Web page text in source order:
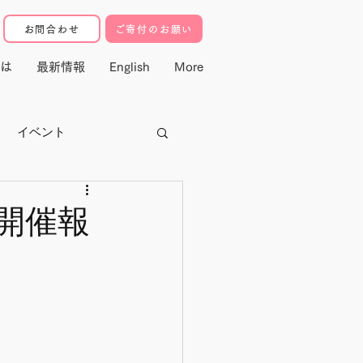
お問合わせ ご寄付のお願い
最新情報 English More
イベント
催報